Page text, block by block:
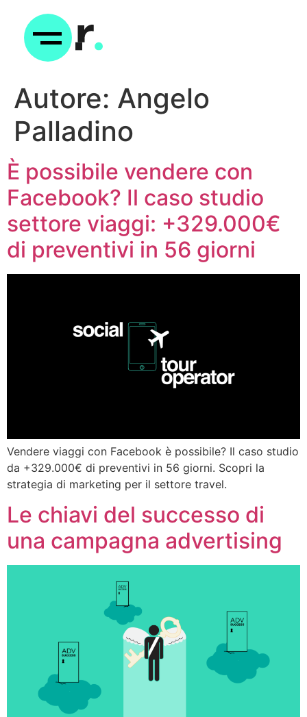
Autore: Angelo
Palladino
È possibile vendere con
Facebook? Il caso studio
settore viaggi: +329.000€
di preventivi in 56 giorni
Vendere viaggi con Facebook è possibile? Il caso studio
da +329.000€ di preventivi in 56 giorni. Scopri la
strategia di marketing per il settore travel.
Le chiavi del successo di
una campagna advertising